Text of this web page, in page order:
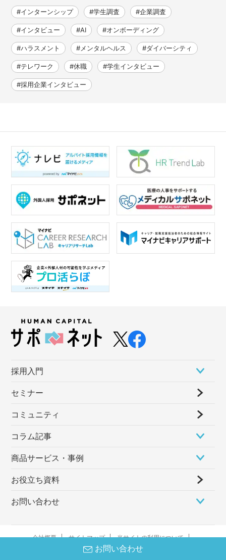
お問い合わせ
#インターンシップ #学生調査 #企業調査
#インタビュー #AI #オンボーディング
#ハラスメント #メンタルヘルス #ダイバーシティ
#テレワーク #休職 #学生インタビュー
#採用企業インタビュー
採⽤⼊⾨
セミナー
コミュニティ
コラム記事
商品サービス・事例
お役立ち資料
お問い合わせ
会社概要 サイトマップ 当サイトの利用について